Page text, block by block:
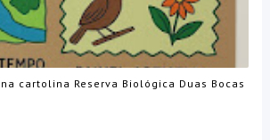
cartolina Reserva Biológica Duas Bocas